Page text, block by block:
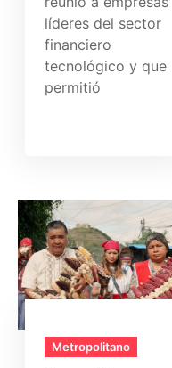
líderes del sector
financiero
tecnológico y que
permitió
Metropolitano